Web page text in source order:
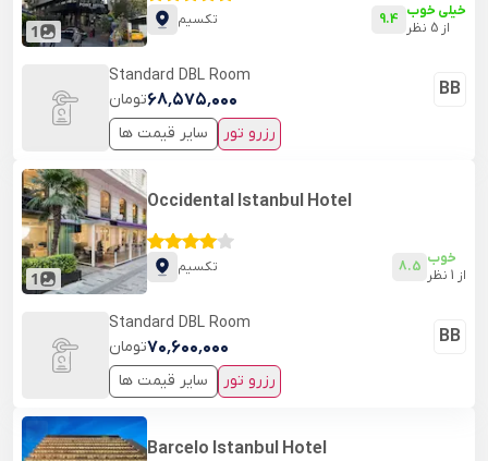
1
تکسیم 9.4 خیلی خوب
از 5 نظر
BB
Standard DBL Room
۶۸٬۵۷۵٬۰۰۰تومان
سایر قیمت ها
رزرو تور
Barcelo Istanbul Hotel
1
Occidental Istanbul Hotel
تکسیم 8.5 خوب
از 1 نظر
BB
Standard DBL Room
۷۰٬۶۰۰٬۰۰۰تومان
سایر قیمت ها
رزرو تور